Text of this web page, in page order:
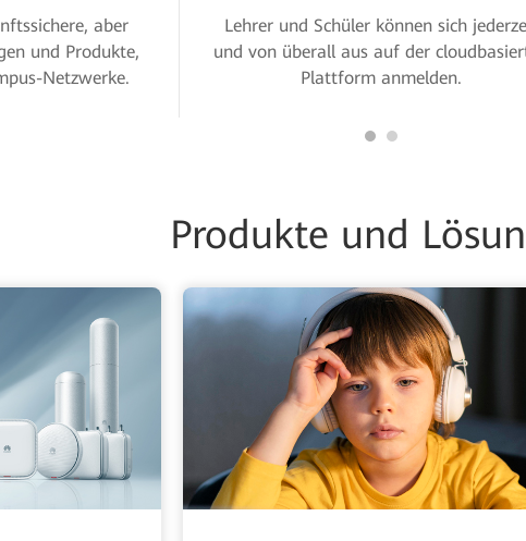
aber
und Produkte,
Netzwerke.
Lehrer und Schüler können sich
und von überall aus auf der
Plattform anmelden.
Produkte und